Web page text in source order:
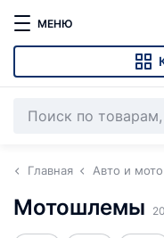
МЕНЮ
Главная Авто и мото
Мотошлемы